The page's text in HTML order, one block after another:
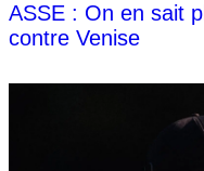
ASSE : On en sait
contre Venise